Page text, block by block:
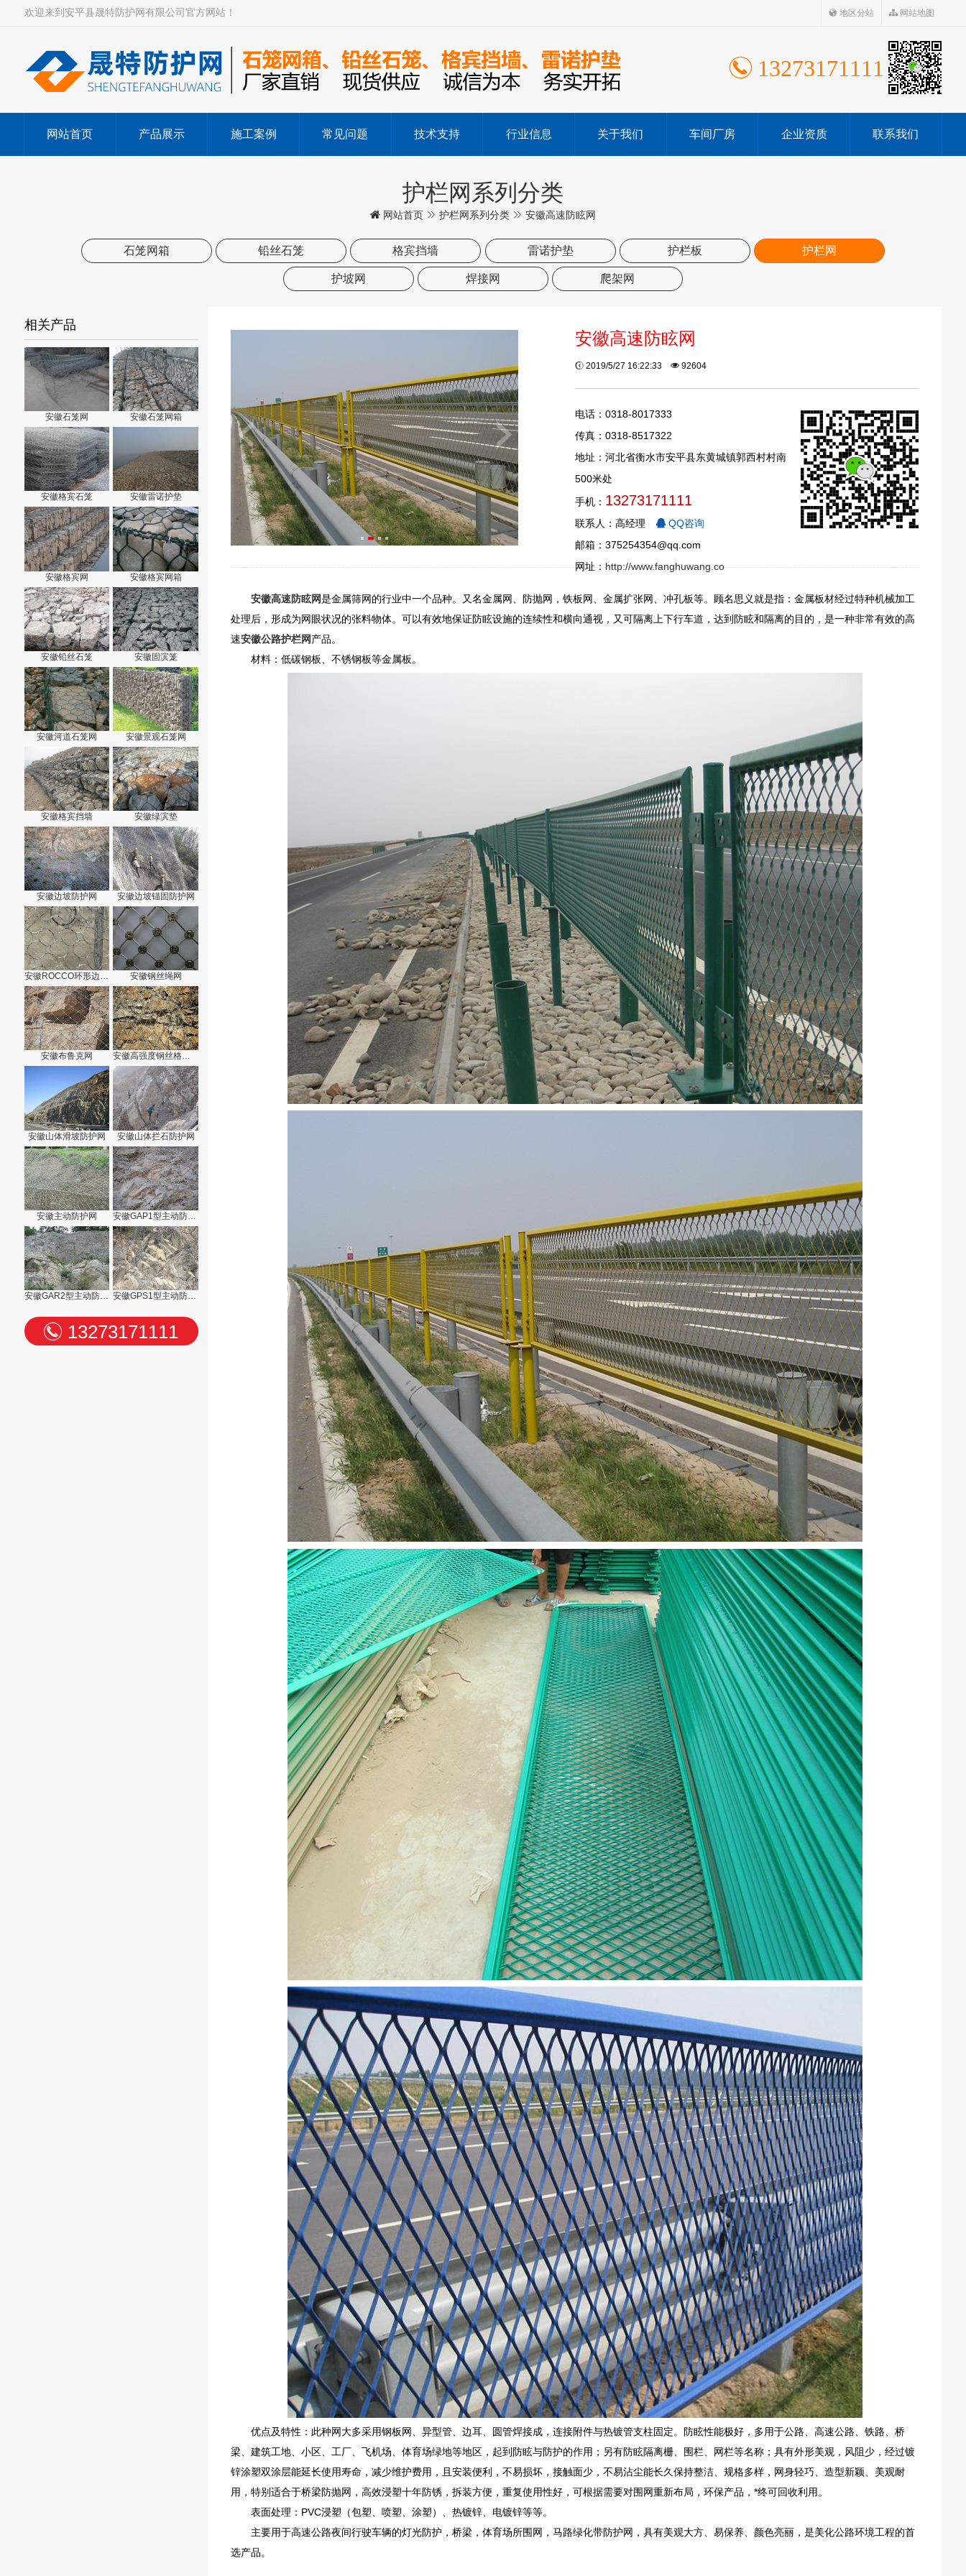
欢迎来到安平县晟特防护网有限公司官方网站！ 地区分站 网站地图
13273171111
网站首页 产品展示 施工案例 常见问题 技术支持 行业信息 关于我们 车间厂房 企业资质 联系我们
护栏网系列分类
网站首页 护栏网系列分类 安徽高速防眩网
石笼网箱 铅丝石笼 格宾挡墙 雷诺护垫 护栏板 护栏网
护坡网 焊接网 爬架网
相关产品
安徽石笼网 安徽石笼网箱
安徽格宾石笼 安徽雷诺护垫
安徽格宾网 安徽格宾网箱
安徽铅丝石笼 安徽固滨笼
安徽河道石笼网 安徽景观石笼网
安徽格宾挡墙 安徽绿滨垫
安徽边坡防护网 安徽边坡锚固防护网
安徽ROCCO环形边坡防护网 安徽钢丝绳网
安徽布鲁克网 安徽高强度钢丝格栅网
安徽山体滑坡防护网 安徽山体拦石防护网
安徽主动防护网
安徽GAR2型主动防护网 安徽GPS1型主动防护网
13273171111
安徽高速防眩网
2019/5/27 16:22:33 92604
电话：0318-8017333
传真：0318-8517322
地址：河北省衡水市安平县东黄城镇郭西村村南
500米处
手机： 13273171111
联系人：高经理
QQ咨询
邮箱：375254354@qq.com
网址：http://www.fanghuwang.co
安徽高速防眩网是金属筛网的行业中一个品种。又名金属网、防抛网，铁板网、金属扩张网、冲孔板等。顾名思义就是指：金属板材经过特种机械加工
处理后，形成为网眼状况的张料物体。可以有效地保证防眩设施的连续性和横向通视，又可隔离上下行车道，达到防眩和隔离的目的，是一种非常有效的高
速安徽公路护栏网产品。
材料：低碳钢板、不锈钢板等金属板。
优点及特性：此种网大多采用钢板网、异型管、边耳、圆管焊接成，连接附件与热镀管支柱固定。防眩性能极好，多用于公路、高速公路、铁路、桥
梁、建筑工地、小区、工厂、飞机场、体育场绿地等地区，起到防眩与防护的作用；另有防眩隔离栅、围栏、网栏等名称；具有外形美观，风阻少，经过镀
锌涂塑双涂层能延长使用寿命，减少维护费用，且安装便利，不易损坏，接触面少，不易沾尘能长久保持整洁、规格多样，网身轻巧、造型新颖、美观耐
用，特别适合于桥梁防抛网，高效浸塑十年防锈，拆装方便，重复使用性好，可根据需要对围网重新布局，环保产品，*终可回收利用。
表面处理：PVC浸塑（包塑、喷塑、涂塑）、热镀锌、电镀锌等等。
主要用于高速公路夜间行驶车辆的灯光防护，桥梁，体育场所围网，马路绿化带防护网，具有美观大方、易保养、颜色亮丽，是美化公路环境工程的首
选产品。